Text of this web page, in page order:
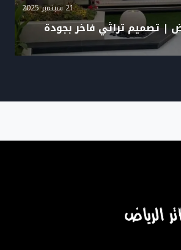
21 سبتمبر 2025
| تصميم تراثي فاخر بجودة